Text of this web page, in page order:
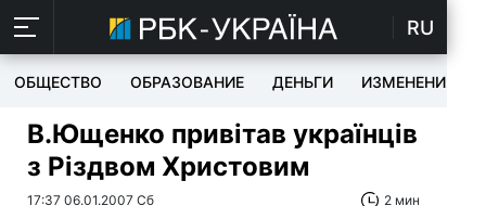
RU
ОБЩЕСТВО ОБРАЗОВАНИЕ ДЕНЬГИ ИЗМЕНЕНИЯ
В.Ющенко привітав українців
з Різдвом Христовим
17:37 06.01.2007 Сб 2 мин